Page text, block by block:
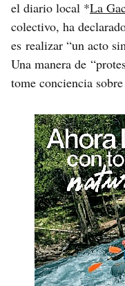
el diario local *La
colectivo, ha
es realizar “un acto
Una manera de
tome conciencia